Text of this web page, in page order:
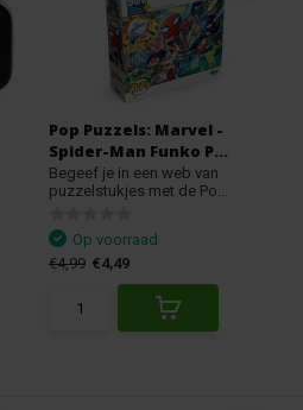
Pop Puzzels: Marvel -
Spider-Man Funko P...
Begeef je in een web van
puzzelstukjes met de Po...
Op voorraad
€4,99 €4,49